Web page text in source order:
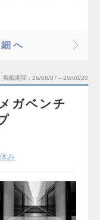
へ
掲載期間 26/08/07～26/08/20
ガベンチ
み